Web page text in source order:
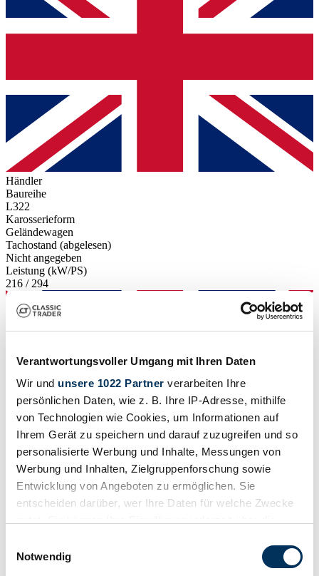
Verantwortungsvoller Umgang mit Ihren Daten
Wir und unsere 1022 Partner verarbeiten Ihre
persönlichen Daten, wie z. B. Ihre IP-Adresse, mithilfe
von Technologien wie Cookies, um Informationen auf
Ihrem Gerät zu speichern und darauf zuzugreifen und so
personalisierte Werbung und Inhalte, Messungen von
Werbung und Inhalten, Zielgruppenforschung sowie
Entwicklung von Angeboten zu ermöglichen. Sie
entscheiden darüber, wer Ihre Daten für welche Zwecke
Trigger Symbol ändern oder widerrufen
Notwendig
Händler
Baureihe
L322
Karosserieform
Geländewagen
Tachostand (abgelesen)
Nicht angegeben
Leistung (kW/PS)
216 / 294